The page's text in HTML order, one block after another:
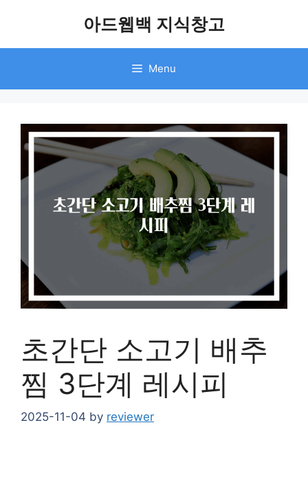
아드웹백 지식창고
Menu
초간단 소고기 배추
찜 3단계 레시피
2025-11-04 by reviewer